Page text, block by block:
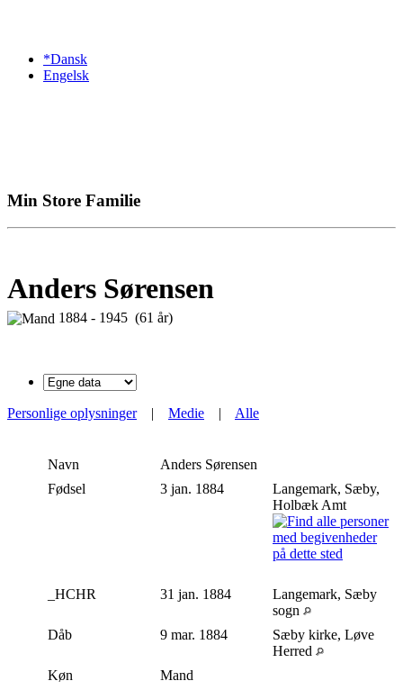
*Dansk
Engelsk
Min Store Familie
Anders Sørensen
1884 - 1945 (61 år)
Personlige oplysninger| Medie | Alle
Navn Anders Sørensen
Fødsel
3 jan. 1884
Langemark, Sæby,
Holbæk Amt
_HCHR 31 jan. 1884
Langemark, Sæby
sogn
Dåb
9 mar. 1884
Sæby kirke, Løve
Herred
Køn
Mand